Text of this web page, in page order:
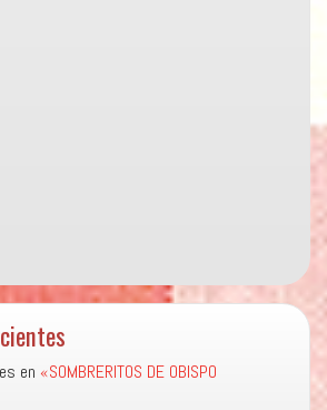
en «SOMBRERITOS DE OBISPO